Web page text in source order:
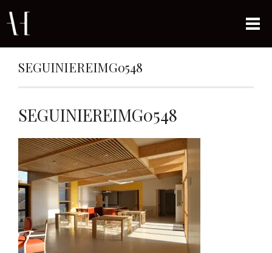
SEGUINIEREIMG0548
SEGUINIEREIMG0548